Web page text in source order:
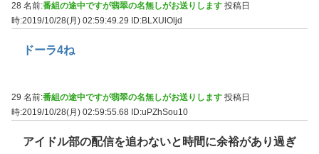
28 名前:番組の途中ですが翡翠の名無しがお送りします 投稿日
時:2019/10/28(月) 02:59:49.29
ID:BLXUlOljd
ドーラ4ね
29 名前:番組の途中ですが翡翠の名無しがお送りします 投稿日
時:2019/10/28(月) 02:59:55.68 ID:uPZhSou10
アイドル部の配信を追わないと時間に余裕があり過ぎ